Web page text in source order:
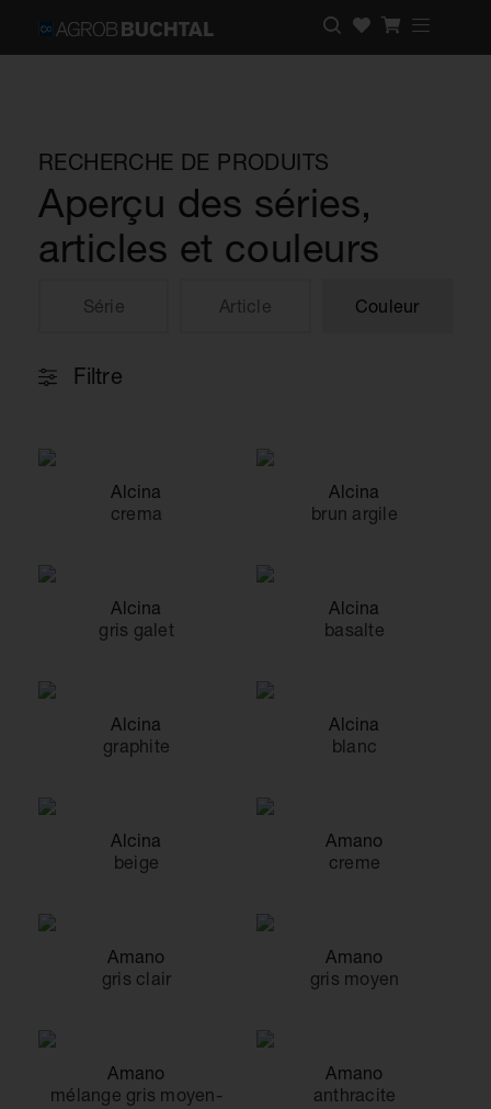
RECHERCHE DE PRODUITS
Aperçu des séries,
articles et couleurs
Série Article Couleur
Filtre
Alcina
crema
Alcina
brun argile
Alcina
gris galet
Alcina
basalte
Alcina
graphite
Alcina
blanc
Alcina
beige
Amano
creme
Amano
gris clair
Amano
gris moyen
Amano
mélange gris moyen-
Amano
anthracite